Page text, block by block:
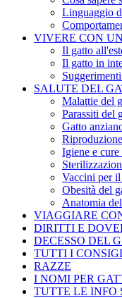
Linguaggio
VIVERE CON
Il gatto
Il gatto in
SALUTE DEL
Malattie del
Parassiti del
Gatto
Igiene e
Vaccini per
Obesità del
Anatomia
VIAGGIARE
DIRITTI E
DECESSO DEL
TUTTI I
RAZZE
I NOMI PER
TUTTE LE INFO